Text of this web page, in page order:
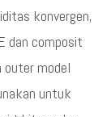
konvergen,
dan composit
outer model
untuk